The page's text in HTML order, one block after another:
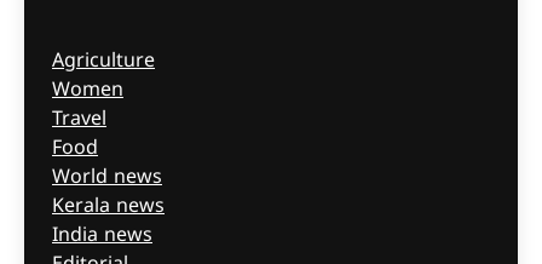
Agriculture
Women
Travel
Food
World news
Kerala news
India news